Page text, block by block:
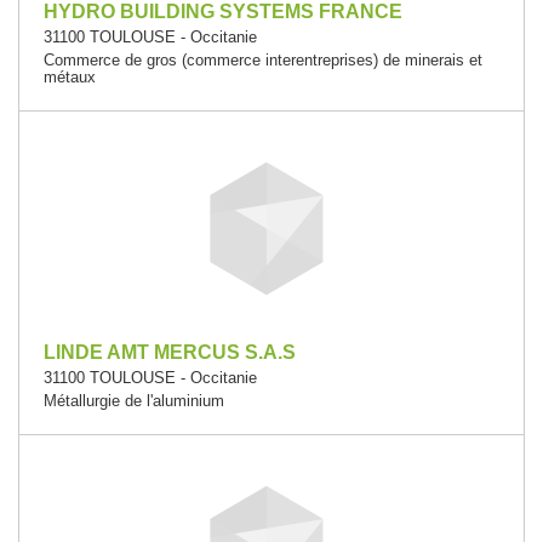
HYDRO BUILDING SYSTEMS FRANCE
31100 TOULOUSE - Occitanie
Commerce de gros (commerce interentreprises) de minerais et
métaux
LINDE AMT MERCUS S.A.S
31100 TOULOUSE - Occitanie
Métallurgie de l'aluminium